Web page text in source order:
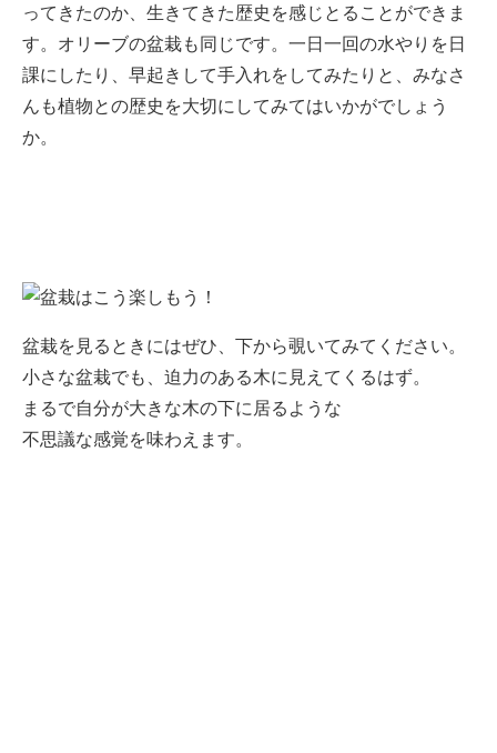
ってきたのか、生きてきた歴史を感じとることができま
す。オリーブの盆栽も同じです。一日一回の水やりを日
課にしたり、早起きして手入れをしてみたりと、みなさ
んも植物との歴史を大切にしてみてはいかがでしょう
か。
盆栽を見るときにはぜひ、下から覗いてみてください。
小さな盆栽でも、迫力のある木に見えてくるはず。
まるで自分が大きな木の下に居るような
不思議な感覚を味わえます。